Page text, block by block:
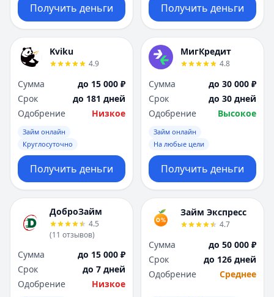
Получить деньги Получить деньги
Kviku
4.9
Сумма
до 15 000 ₽
Срок
до 181 дней
Одобрение
Низкое
Займ онлайн
Круглосуточно
Получить деньги
МигКредит
4.8
Сумма
до 30 000 ₽
Срок
до 30 дней
Одобрение
Высокое
Займ онлайн
На любые цели
Получить деньги
ДоброЗайм
4.5
(11 отзывов)
Сумма
до 15 000 ₽
Срок
до 7 дней
Одобрение
Низкое
Займ Экспресс
4.7
Сумма
до 50 000 ₽
Срок
до 126 дней
Одобрение
Среднее